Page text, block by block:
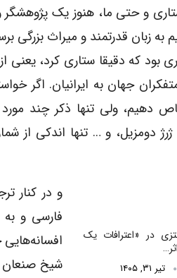
و حتی ما، هنوز یک
به زبان قدرتمند و میراث
بود که دقیقا ستاری کرد،
جهان به ایرانیان. اگر
دهیم، ولی تنها ذکر چند
ژرژ دومزیل، و … تنها اندکی
در «اعترافات یک
تیر ۳۱, ۱۴۰۵
و در کنار
فارسی و
شیخ صنعان